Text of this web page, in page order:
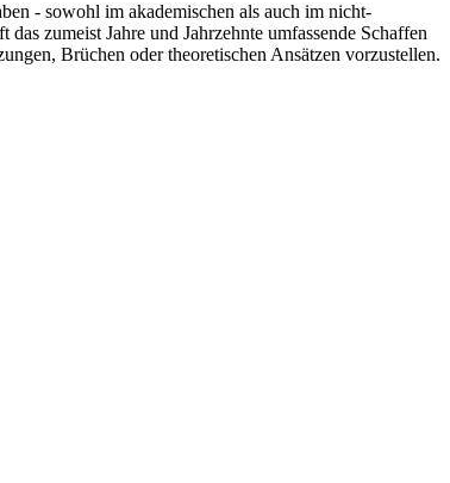
- sowohl im akademischen als auch im nicht-
zumeist Jahre und Jahrzehnte umfassende Schaffen
Brüchen oder theoretischen Ansätzen vorzustellen.